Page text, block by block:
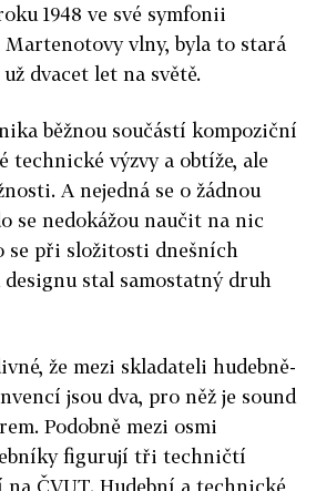
1948 ve své symfonii
vlny, byla to stará
dvacet let na světě.
běžnou součástí kompoziční
technické výzvy a obtíže, ale
A nejedná se o žádnou
se nedokážou naučit na nic
se při složitosti dnešních
stal samostatný druh
že mezi skladateli hudebně-
jsou dva, pro něž je sound
Podobně mezi osmi
figurují tři techničtí
ČVUT. Hudební a technické